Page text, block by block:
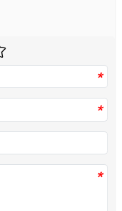
*
*
*